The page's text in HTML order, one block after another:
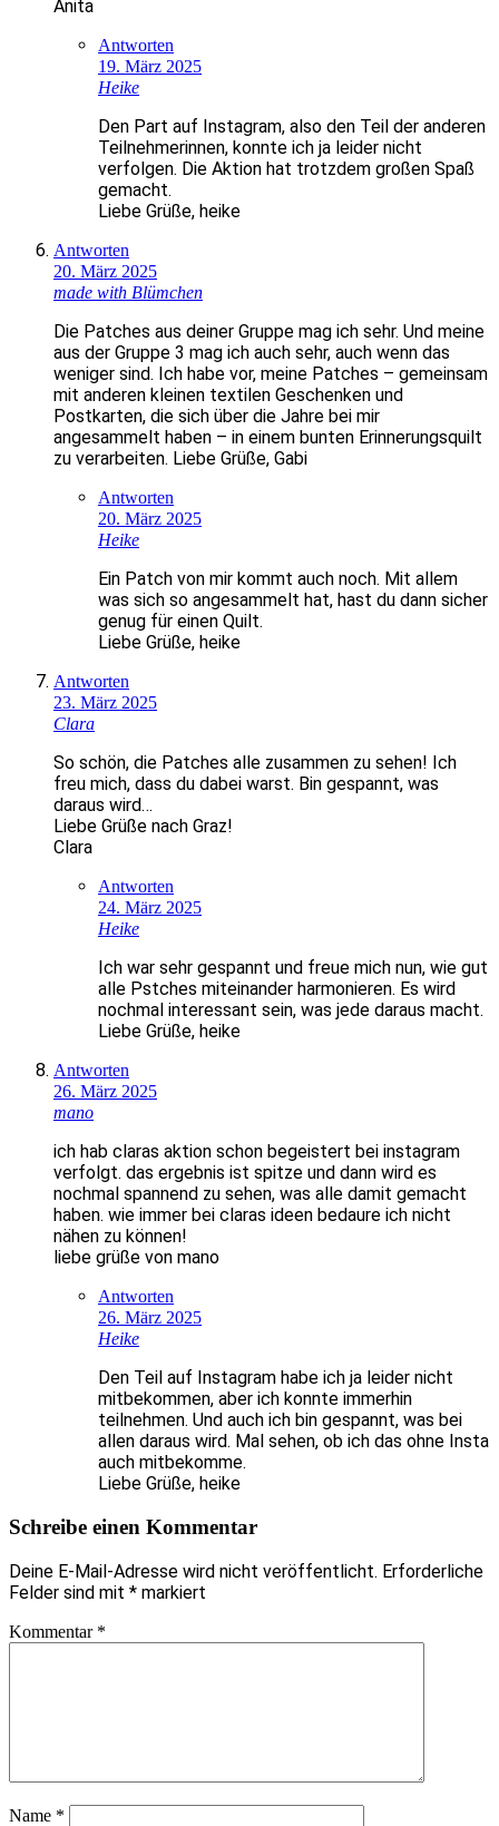
Anita
Antworten
19. März 2025
Heike
Den Part auf Instagram, also den Teil der anderen
Teilnehmerinnen, konnte ich ja leider nicht
verfolgen. Die Aktion hat trotzdem großen Spaß
gemacht.
Liebe Grüße, heike
Antworten
20. März 2025
made with Blümchen
Die Patches aus deiner Gruppe mag ich sehr. Und meine
aus der Gruppe 3 mag ich auch sehr, auch wenn das
weniger sind. Ich habe vor, meine Patches – gemeinsam
mit anderen kleinen textilen Geschenken und
Postkarten, die sich über die Jahre bei mir
angesammelt haben – in einem bunten Erinnerungsquilt
zu verarbeiten. Liebe Grüße, Gabi
Antworten
20. März 2025
Heike
Ein Patch von mir kommt auch noch. Mit allem
was sich so angesammelt hat, hast du dann sicher
genug für einen Quilt.
Liebe Grüße, heike
Antworten
23. März 2025
Clara
So schön, die Patches alle zusammen zu sehen! Ich
freu mich, dass du dabei warst. Bin gespannt, was
daraus wird…
Liebe Grüße nach Graz!
Clara
Antworten
24. März 2025
Heike
Ich war sehr gespannt und freue mich nun, wie gut
alle Pstches miteinander harmonieren. Es wird
nochmal interessant sein, was jede daraus macht.
Liebe Grüße, heike
Antworten
26. März 2025
mano
ich hab claras aktion schon begeistert bei instagram
verfolgt. das ergebnis ist spitze und dann wird es
nochmal spannend zu sehen, was alle damit gemacht
haben. wie immer bei claras ideen bedaure ich nicht
nähen zu können!
liebe grüße von mano
Antworten
26. März 2025
Heike
Den Teil auf Instagram habe ich ja leider nicht
mitbekommen, aber ich konnte immerhin
teilnehmen. Und auch ich bin gespannt, was bei
allen daraus wird. Mal sehen, ob ich das ohne Insta
auch mitbekomme.
Liebe Grüße, heike
Schreibe einen Kommentar
Deine E-Mail-Adresse wird nicht veröffentlicht. Erforderliche
Felder sind mit * markiert
Kommentar *
Name *